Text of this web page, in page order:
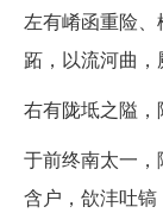
左有崤函重险
跖，以流河曲，
右有陇坻之隘，
于前终南太一
含户，欱沣吐镐